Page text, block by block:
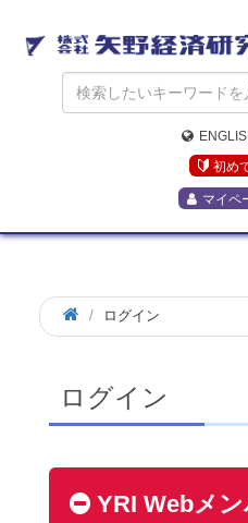
初め
マイペ
ログイン
ログイン
YRI Webメ